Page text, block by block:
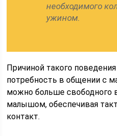
необходимого
ужином.
Причиной такого
потребность в общении с
можно больше свободного
малышом, обеспечивая
контакт.